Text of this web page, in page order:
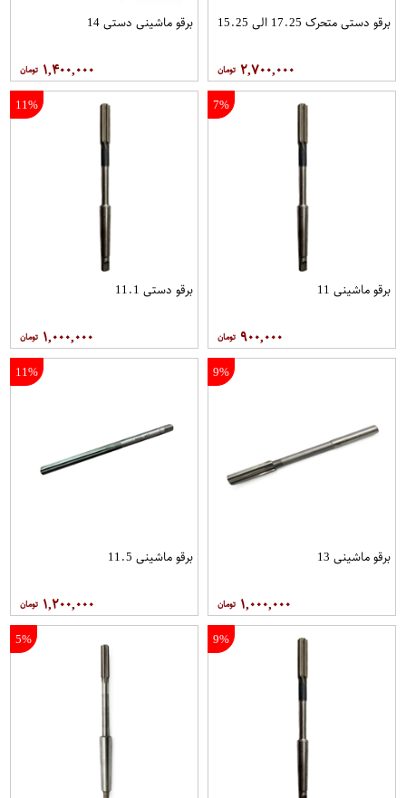
برقو دستی متحرک 17.25 الی 15.25
۲,۷۰۰,۰۰۰
برقو ماشینی دستی 14
۱,۴۰۰,۰۰۰
7%
برقو ماشینی 11
۹۰۰,۰۰۰
11%
برقو دستی 11.1
۱,۰۰۰,۰۰۰
9%
برقو ماشینی 13
۱,۰۰۰,۰۰۰
11%
برقو ماشینی 11.5
۱,۲۰۰,۰۰۰
9%
5%